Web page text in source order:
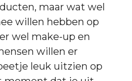
maar wat wel
willen hebben op
wel make-up en
willen er
leuk uitzien op